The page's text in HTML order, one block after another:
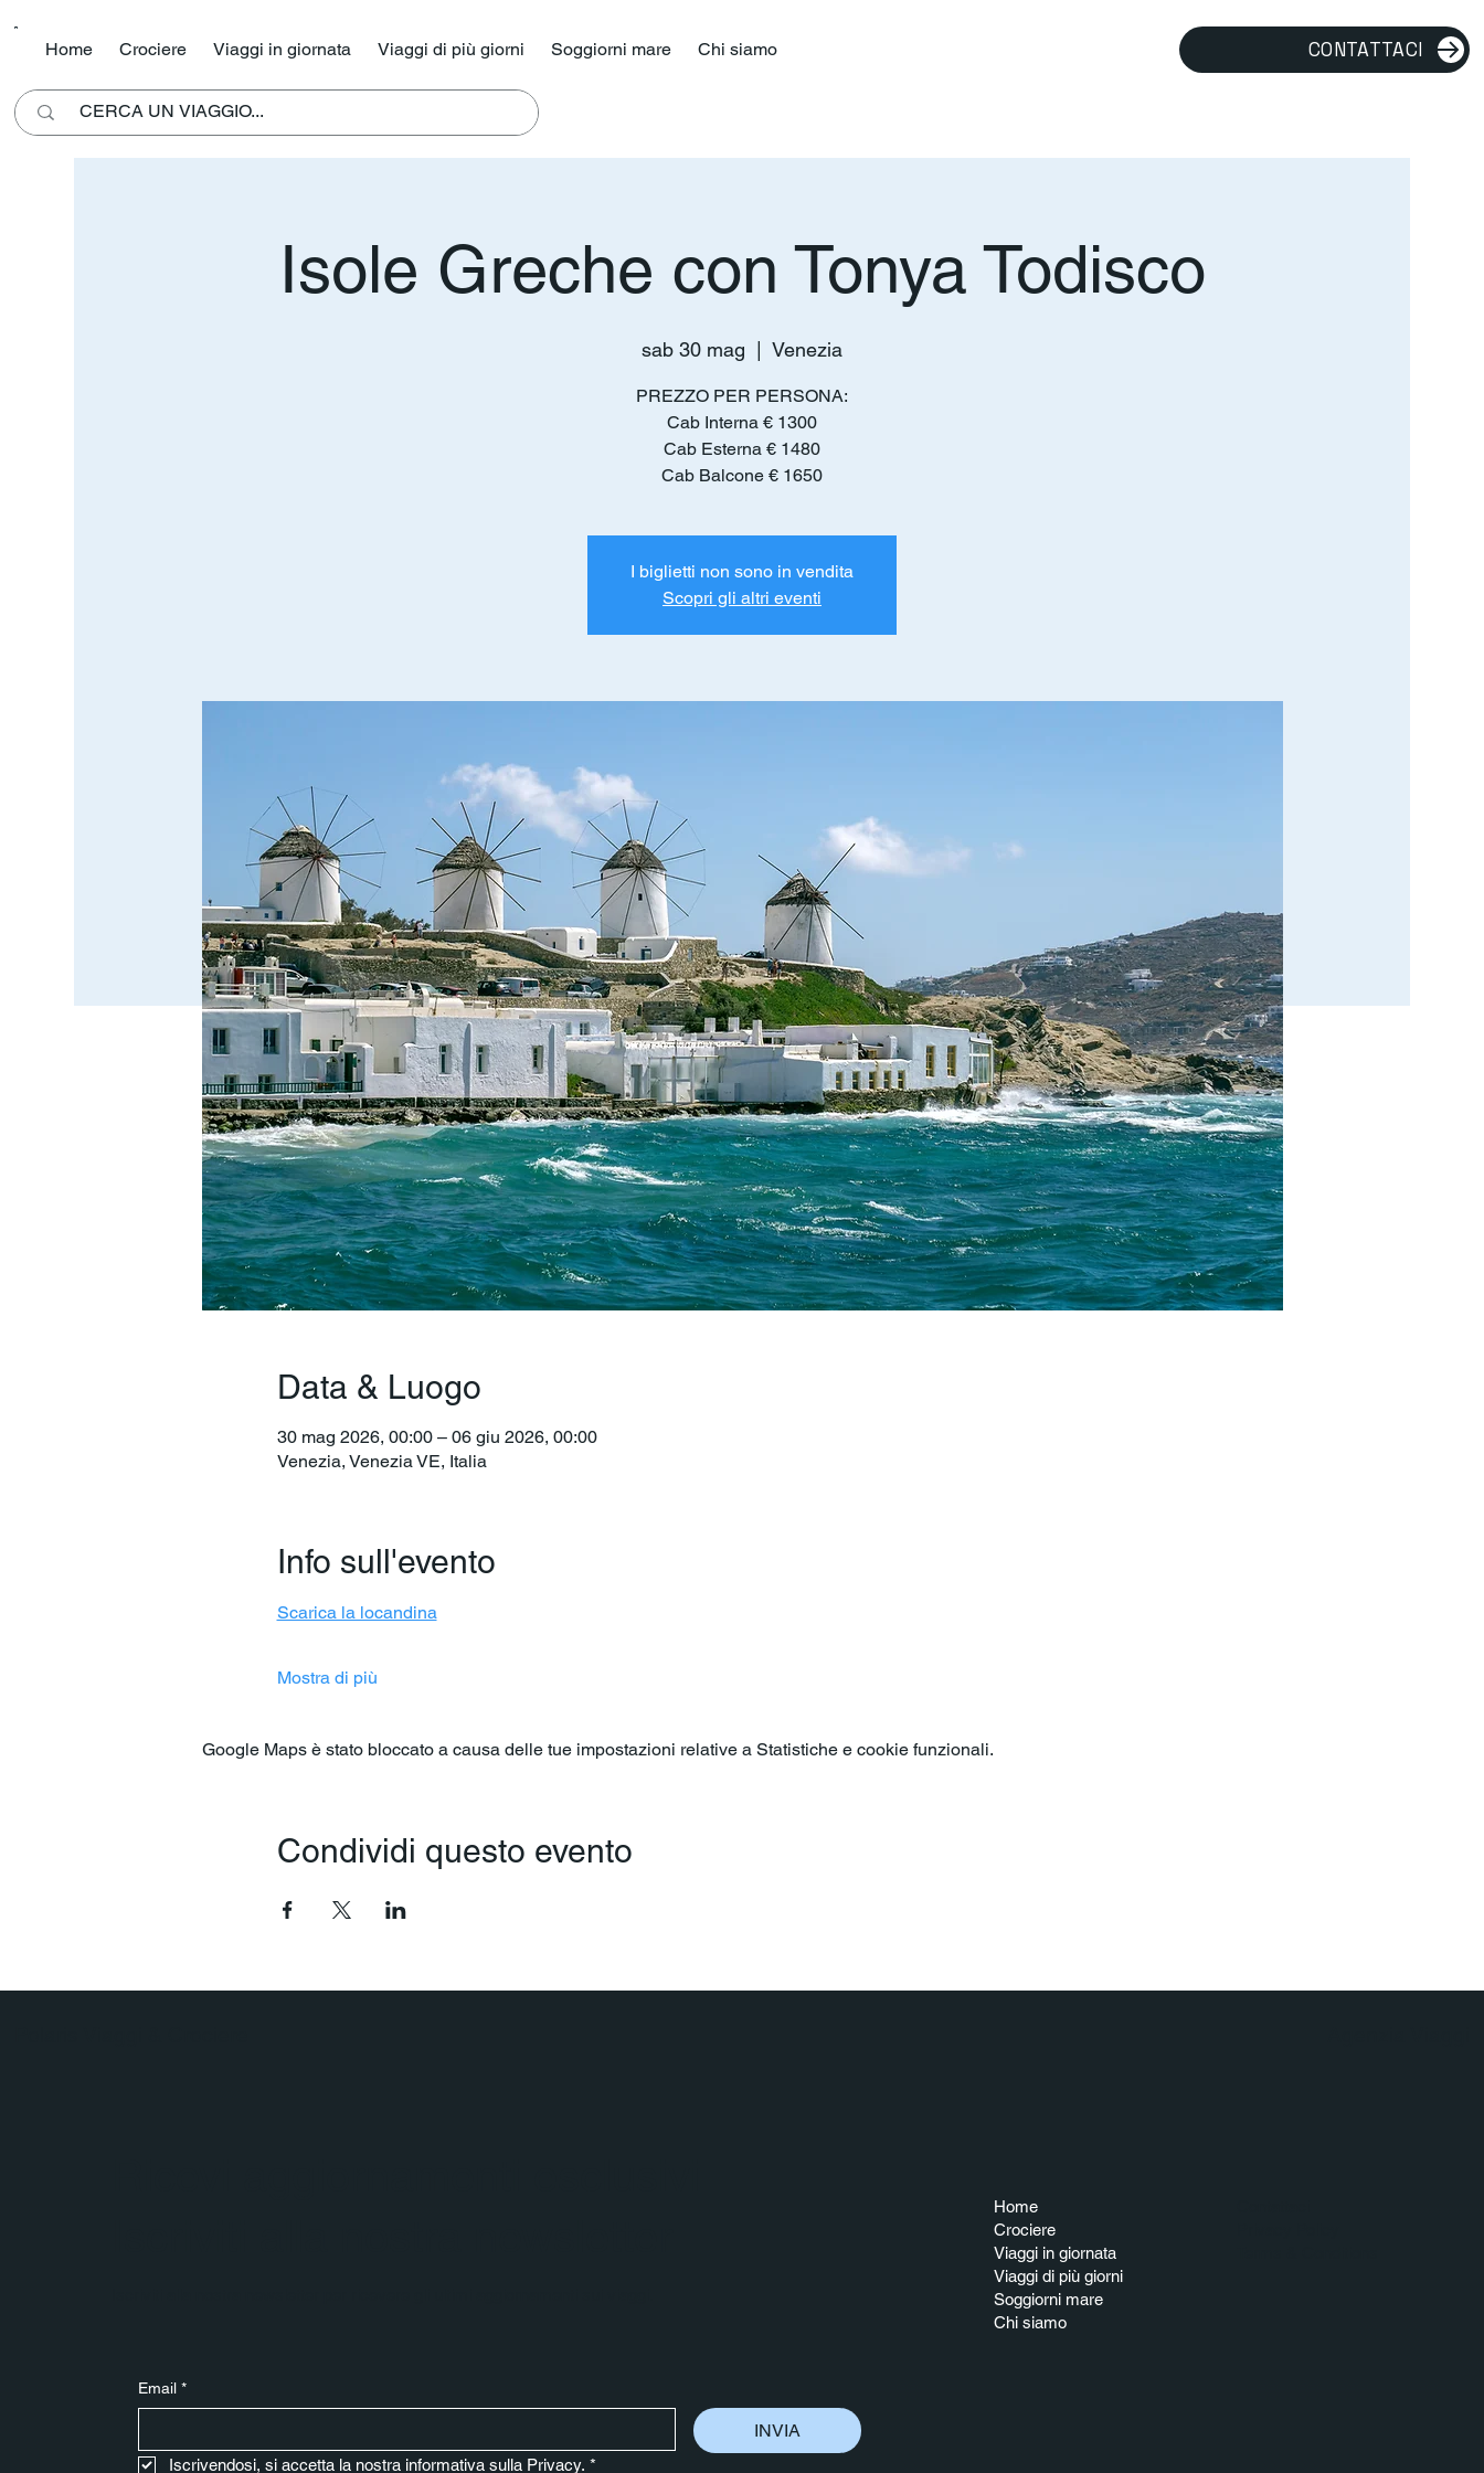
Home Crociere Viaggi in giornata Viaggi di più giorni Soggiorni mare Chi siamo CONTATTACI
Isole Greche con Tonya Todisco
sab 30 mag Venezia
PREZZO PER PERSONA:
Cab Interna € 1300
Cab Esterna € 1480
Cab Balcone € 1650
I biglietti non sono in vendita
Scopri gli altri eventi
Data & Luogo
30 mag 2026, 00:00 – 06 giu 2026, 00:00
Venezia, Venezia VE, Italia
Info sull'evento
Scarica la locandina
Mostra di più
Google Maps è stato bloccato a causa delle tue impostazioni relative a Statistiche e cookie funzionali.
Condividi questo evento
Email *
INVIA
Iscrivendosi, si accetta la nostra informativa sulla Privacy. *
Home
Crociere
Viaggi in giornata
Viaggi di più giorni
Soggiorni mare
Chi siamo